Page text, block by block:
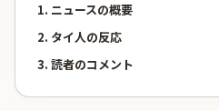
1. ニュースの概要
2. タイ人の反応
3. 読者のコメント